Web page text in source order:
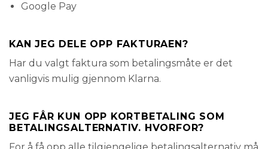
Google Pay
KAN JEG DELE OPP FAKTURAEN?
Har du valgt faktura som betalingsmåte er det
vanligvis mulig gjennom Klarna.
JEG FÅR KUN OPP KORTBETALING SOM
BETALINGSALTERNATIV. HVORFOR?